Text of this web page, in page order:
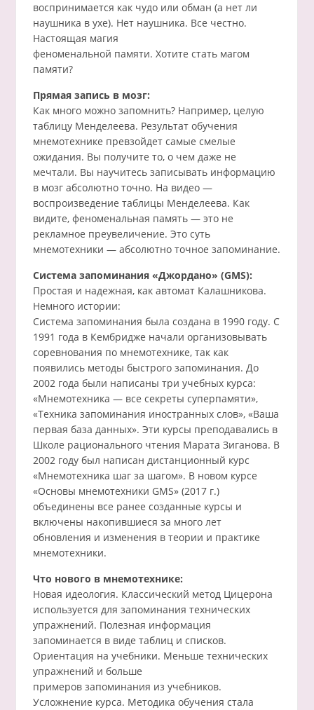
воспринимается как чудо или обман (а нет ли
наушника в ухе). Нет наушника. Все честно.
Настоящая магия
феноменальной памяти. Хотите стать магом
памяти?
Прямая запись в мозг:
Как много можно запомнить? Например, целую
таблицу Менделеева. Результат обучения
мнемотехнике превзойдет самые смелые
ожидания. Вы получите то, о чем даже не
мечтали. Вы научитесь записывать информацию
в мозг абсолютно точно. На видео —
воспроизведение таблицы Менделеева. Как
видите, феноменальная память — это не
рекламное преувеличение. Это суть
мнемотехники — абсолютно точное запоминание.
Система запоминания «Джордано» (GMS):
Простая и надежная, как автомат Калашникова.
Немного истории:
Система запоминания была создана в 1990 году. С
1991 года в Кембридже начали организовывать
соревнования по мнемотехнике, так как
появились методы быстрого запоминания. До
2002 года были написаны три учебных курса:
«Мнемотехника — все секреты суперпамяти»,
«Техника запоминания иностранных слов», «Ваша
первая база данных». Эти курсы преподавались в
Школе рационального чтения Марата Зиганова. В
2002 году был написан дистанционный курс
«Мнемотехника шаг за шагом». В новом курсе
«Основы мнемотехники GMS» (2017 г.)
объединены все ранее созданные курсы и
включены накопившиеся за много лет
обновления и изменения в теории и практике
мнемотехники.
Что нового в мнемотехнике:
Новая идеология. Классический метод Цицерона
используется для запоминания технических
упражнений. Полезная информация
запоминается в виде таблиц и списков.
Ориентация на учебники. Меньше технических
упражнений и больше
примеров запоминания из учебников.
Усложнение курса. Методика обучения стала